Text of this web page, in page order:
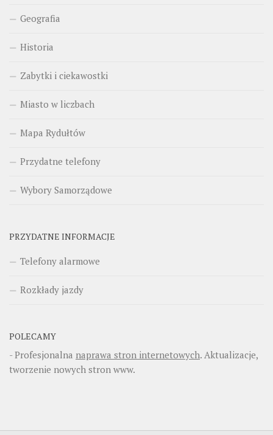
Geografia
Historia
Zabytki i ciekawostki
Miasto w liczbach
Mapa Rydułtów
Przydatne telefony
Wybory Samorządowe
PRZYDATNE INFORMACJE
Telefony alarmowe
Rozkłady jazdy
POLECAMY
- Profesjonalna naprawa stron internetowych. Aktualizacje,
tworzenie nowych stron www.